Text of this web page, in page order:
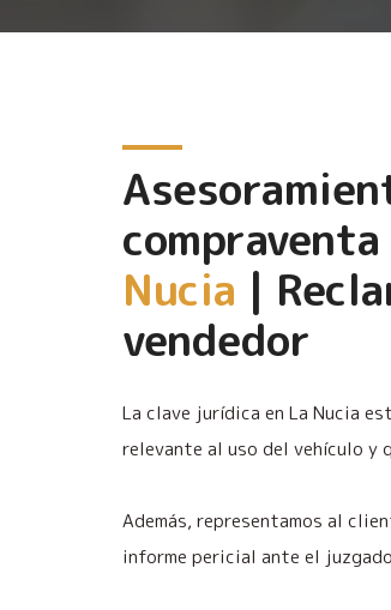
Nucia |
vendedor
La clave jurídica en La Nucia
relevante al uso del vehículo y
Además, representamos al
informe pericial ante el